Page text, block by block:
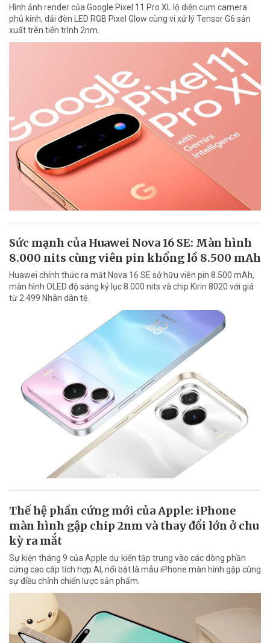
Hình ảnh render của Google Pixel 11 Pro XL lộ diện cụm camera
phủ kính, dải đèn LED RGB Pixel Glow cùng vi xử lý Tensor G6 sản
xuất trên tiến trình 2nm.
Sức mạnh của Huawei Nova 16 SE: Màn hình
8.000 nits cùng viên pin khổng lồ 8.500 mAh
Huawei chính thức ra mắt Nova 16 SE sở hữu viên pin 8.500 mAh,
màn hình OLED độ sáng kỷ lục 8.000 nits và chip Kirin 8020 với giá
từ 2.499 Nhân dân tệ.
Thế hệ phần cứng mới của Apple: iPhone
màn hình gập chip 2nm và thay đổi lớn ở chu
kỳ ra mắt
Sự kiện tháng 9 của Apple dự kiến tập trung vào các dòng phần
cứng cao cấp tích hợp AI, nổi bật là mẫu iPhone màn hình gập cùng
sự điều chỉnh chiến lược sản phẩm.